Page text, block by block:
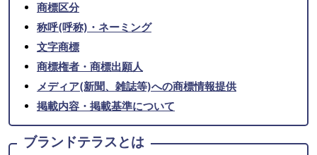
商標区分
称呼(呼称)・ネーミング
文字商標
商標権者・商標出願人
メディア(新聞、雑誌等)への商標情報提供
掲載内容・掲載基準について
ブランドテラスとは